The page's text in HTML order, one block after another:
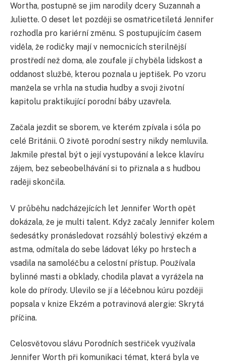
Wortha, postupně se jim narodily dcery Suzannah a
Juliette. O deset let později se osmatřicetiletá Jennifer
rozhodla pro kariérní změnu. S postupujícím časem
viděla, že rodičky mají v nemocnicích sterilnější
prostředí než doma, ale zoufale jí chyběla lidskost a
oddanost službě, kterou poznala u jeptišek. Po vzoru
manžela se vrhla na studia hudby a svoji životní
kapitolu praktikující porodní báby uzavřela.
Začala jezdit se sborem, ve kterém zpívala i sóla po
celé Británii. O životě porodní sestry nikdy nemluvila.
Jakmile přestal být o její vystupování a lekce klavíru
zájem, bez sebeobelhávání si to přiznala a s hudbou
raději skončila.
V průběhu nadcházejících let Jennifer Worth opět
dokázala, že je multi talent. Když začaly Jennifer kolem
šedesátky pronásledovat rozsáhlý bolestivý ekzém a
astma, odmítala do sebe ládovat léky po hrstech a
vsadila na samoléčbu a celostní přístup. Používala
bylinné masti a obklady, chodila plavat a vyrážela na
kole do přírody. Ulevilo se jí a léčebnou kúru později
popsala v knize Ekzém a potravinová alergie: Skrytá
příčina.
Celosvětovou slávu Porodních sestřiček využívala
Jennifer Worth při komunikaci témat, která byla ve